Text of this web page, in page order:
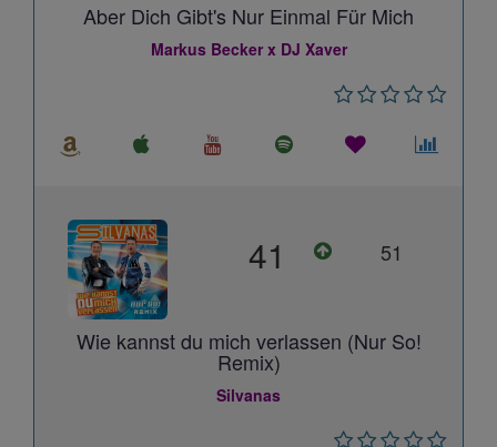
Aber Dich Gibt's Nur Einmal Für Mich
Markus Becker x DJ Xaver
41 51
Wie kannst du mich verlassen (Nur So!
Remix)
Silvanas